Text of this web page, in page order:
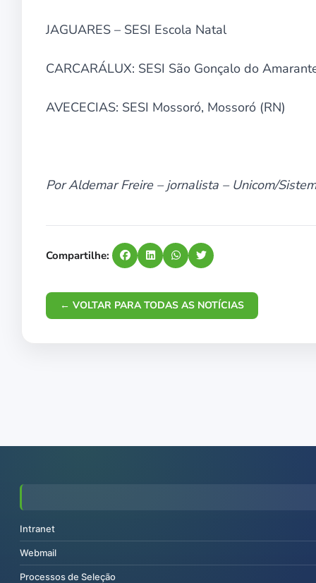
JAGUARES – SESI Escola Natal
CARCARÁLUX: SESI São Gonçalo do
AVECECIAS: SESI Mossoró, Mossoró (RN)
Por Aldemar Freire – jornalista – Unicom/
Compartilhe:
← VOLTAR PARA TODAS AS NOTÍCIAS
Intranet
Webmail
Processos de Seleção